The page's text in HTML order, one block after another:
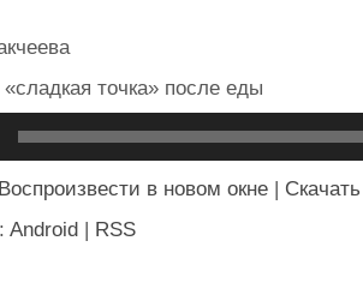
точка» после еды
Воспроизвести в новом окне | Скачать
Android | RSS